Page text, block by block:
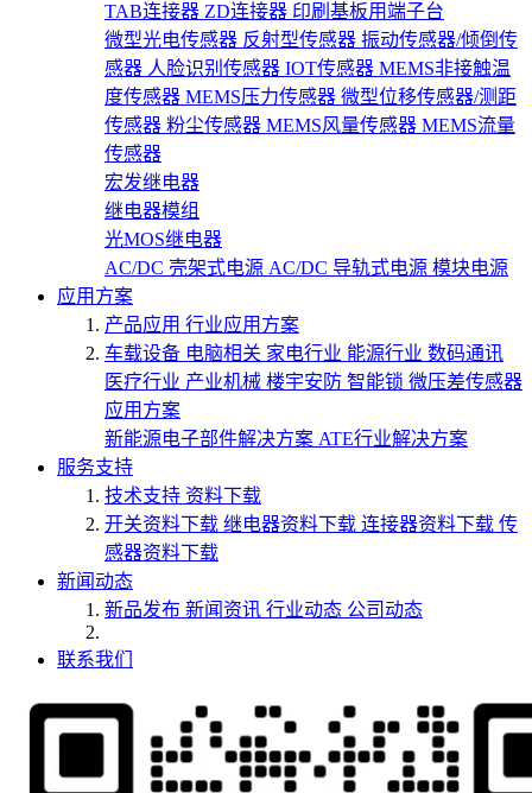
TAB连接器 ZD连接器 印刷基板用端子台
微型光电传感器 反射型传感器 振动传感器/倾倒传
感器 人脸识别传感器 IOT传感器 MEMS非接触温
度传感器 MEMS压力传感器 微型位移传感器/测距
传感器 粉尘传感器 MEMS风量传感器 MEMS流量
传感器
宏发继电器
继电器模组
光MOS继电器
AC/DC 壳架式电源 AC/DC 导轨式电源 模块电源
应用方案
产品应用 行业应用方案
车载设备 电脑相关 家电行业 能源行业 数码通讯
医疗行业 产业机械 楼宇安防 智能锁 微压差传感器
应用方案
新能源电子部件解决方案 ATE行业解决方案
服务支持
技术支持 资料下载
开关资料下载 继电器资料下载 连接器资料下载 传
感器资料下载
新闻动态
新品发布 新闻资讯 行业动态 公司动态
联系我们